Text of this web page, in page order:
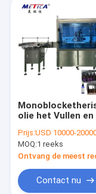
olie het Vullen en
voor Vloeistof
50ml
Prijs:USD 10000-20000/
MOQ:1 reeks
Ontvang de meest
Contact nu